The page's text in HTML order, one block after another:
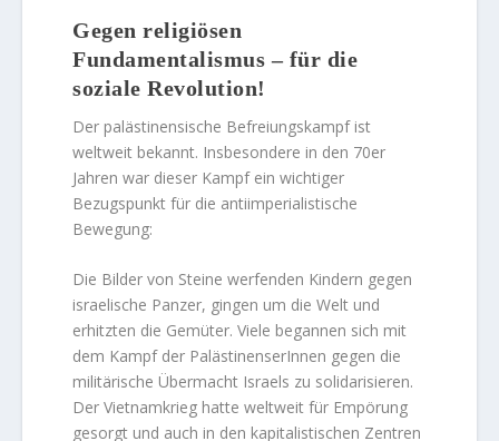
Gegen religiösen
Fundamentalismus – für die
soziale Revolution!
Der palästinensische Befreiungskampf ist
weltweit bekannt. Insbesondere in den 70er
Jahren war dieser Kampf ein wichtiger
Bezugspunkt für die antiimperialistische
Bewegung:
Die Bilder von Steine werfenden Kindern gegen
israelische Panzer, gingen um die Welt und
erhitzten die Gemüter. Viele begannen sich mit
dem Kampf der PalästinenserInnen gegen die
militärische Übermacht Israels zu solidarisieren.
Der Vietnamkrieg hatte weltweit für Empörung
gesorgt und auch in den kapitalistischen Zentren